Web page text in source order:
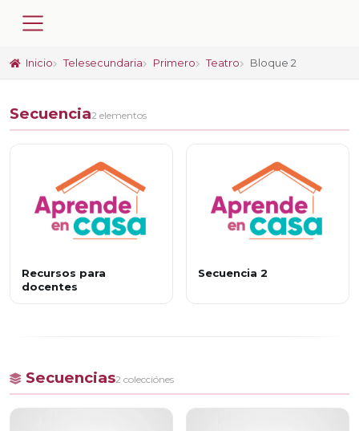
Inicio Telesecundaria Primero Teatro Bloque 2
Secuencia2 elementos
Recursos para
docentes
Secuencia 2
Secuencias2 colecciónes